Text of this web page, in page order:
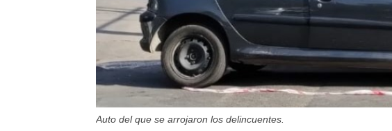
Auto del que se arrojaron los delincuentes.